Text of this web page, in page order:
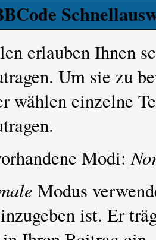
erlauben Ihnen
Um sie zu
wählen einzelne
Modi:
Modus
ist. Er